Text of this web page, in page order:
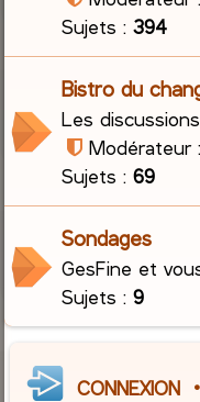
Sujets :394
Bistro du
Les
Modérateur :
Sujets :69
Sondages
GesFine et
Sujets :9
CONNEXION